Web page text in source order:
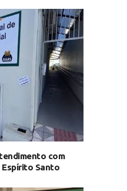
com
Espírito Santo